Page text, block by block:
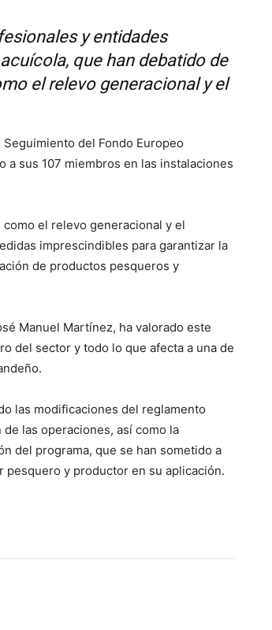
y entidades
que han debatido de
el relevo generacional y el
del Fondo Europeo
a sus 107 miembros en las instalaciones
el relevo generacional y el
imprescindibles para garantizar la
de productos pesqueros y
Manuel Martínez, ha valorado este
del sector y todo lo que afecta a una de
las modificaciones del reglamento
las operaciones, así como la
del programa, que se han sometido a
y productor en su aplicación.